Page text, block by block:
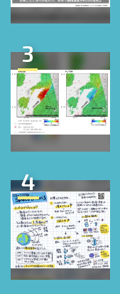
3
4